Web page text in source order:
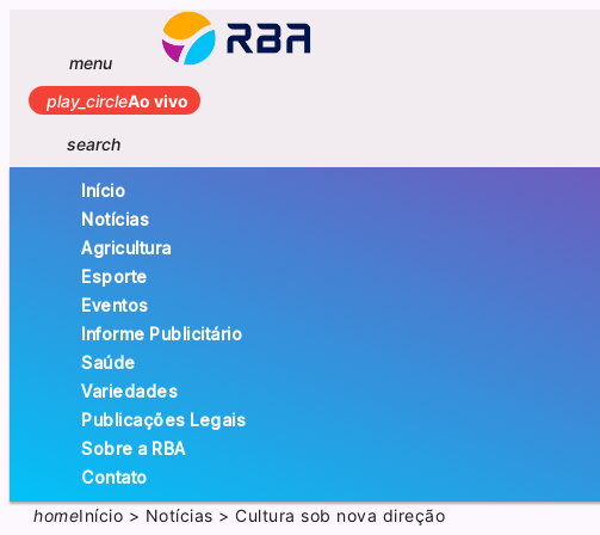
menu
play_circleAo vivo
search
Início
Notícias
Agricultura
Esporte
Eventos
Informe Publicitário
Saúde
Variedades
Publicações Legais
Sobre a RBA
Contato
homeInício > Notícias >Cultura sob nova direção